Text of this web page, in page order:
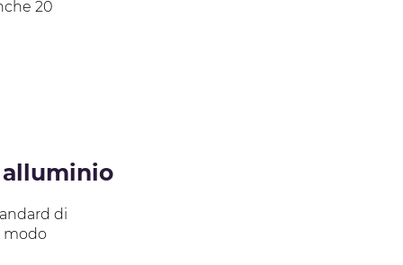
20
alluminio
di
modo